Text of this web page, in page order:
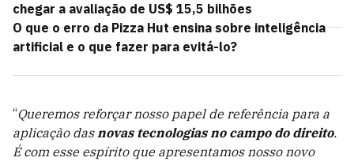
chegar a avaliação de US$ 15,5 bilhões
O que o erro da Pizza Hut ensina sobre inteligência
artificial e o que fazer para evitá-lo?
“Queremos reforçar nosso papel de referência para a
aplicação dasnovas tecnologias no campo do direito.
É com esse espírito que apresentamos nosso novo